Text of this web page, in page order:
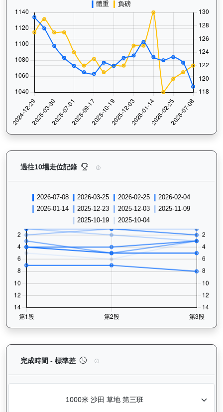
過往10場走位記錄 加州本事（J370）— 過往走位記錄圖
完成時間 - 標準差 加州本事（J370）— 完成時間標準差